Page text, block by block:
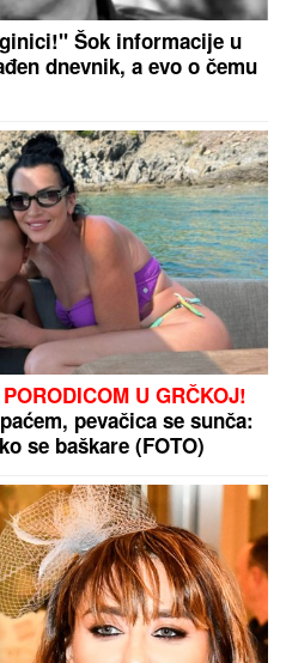
IZBEGAVATI da
kaže narodni običaji, a ova
mir i blagoslov: Slavi se
će Kejt i Vilijam DANAS
MEGAN MARKL
i još je gore nego što
evo šta Čarls planira da
snaja PUNI 45 GODINA